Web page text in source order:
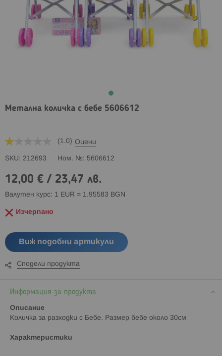
Метална количка с бебе 5606612
(1.0) Оцени
SKU 212693 Ном. № 5606612
12,00 € / 23,47 лв.
Валутен курс: 1 EUR = 1.95583 BGN
Изчерпано
Виж подобни артикули
Сподели продукта
Информация за продукта
Описание
Количка за разходки с Бебе. Размер бебе около 30см
Характеристики